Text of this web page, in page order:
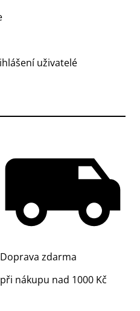
uživatelé
Doprava zdarma
při nákupu nad 1000 Kč